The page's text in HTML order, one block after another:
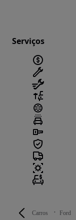
Carros Ford
Serviços